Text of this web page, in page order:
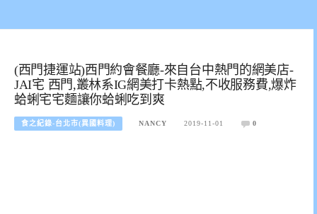
(西門捷運站)西門約會餐廳-來自台中熱門的網美店-
JAI宅 西門,叢林系IG網美打卡熱點,不收服務費,爆炸
蛤蜊宅宅麵讓你蛤蜊吃到爽
食之紀錄-台北市(異國料理) NANCY 2019-11-01 0